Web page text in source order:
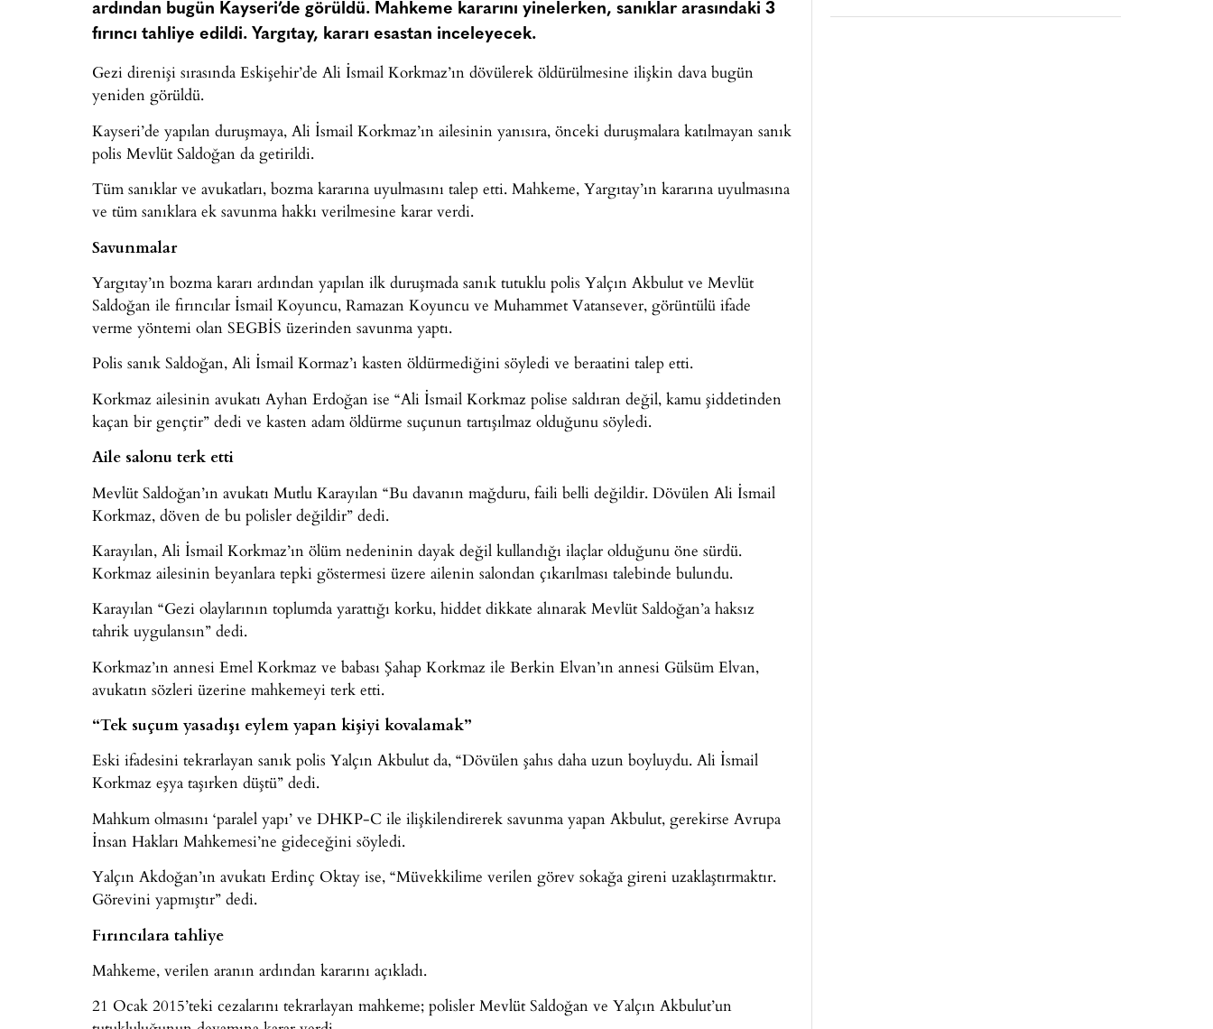
ardından bugün Kayseri’de görüldü. Mahkeme kararını yinelerken, sanıklar arasındaki 3
fırıncı tahliye edildi. Yargıtay, kararı esastan inceleyecek.
Gezi direnişi sırasında Eskişehir’de Ali İsmail Korkmaz’ın dövülerek öldürülmesine ilişkin dava bugün
yeniden görüldü.
Kayseri’de yapılan duruşmaya, Ali İsmail Korkmaz’ın ailesinin yanısıra, önceki duruşmalara katılmayan sanık
polis Mevlüt Saldoğan da getirildi.
Tüm sanıklar ve avukatları, bozma kararına uyulmasını talep etti. Mahkeme, Yargıtay’ın kararına uyulmasına
ve tüm sanıklara ek savunma hakkı verilmesine karar verdi.
Savunmalar
Yargıtay’ın bozma kararı ardından yapılan ilk duruşmada sanık tutuklu polis Yalçın Akbulut ve Mevlüt
Saldoğan ile fırıncılar İsmail Koyuncu, Ramazan Koyuncu ve Muhammet Vatansever, görüntülü ifade
verme yöntemi olan SEGBİS üzerinden savunma yaptı.
Polis sanık Saldoğan, Ali İsmail Kormaz’ı kasten öldürmediğini söyledi ve beraatini talep etti.
Korkmaz ailesinin avukatı Ayhan Erdoğan ise “Ali İsmail Korkmaz polise saldıran değil, kamu şiddetinden
kaçan bir gençtir” dedi ve kasten adam öldürme suçunun tartışılmaz olduğunu söyledi.
Aile salonu terk etti
Mevlüt Saldoğan’ın avukatı Mutlu Karayılan “Bu davanın mağduru, faili belli değildir. Dövülen Ali İsmail
Korkmaz, döven de bu polisler değildir” dedi.
Karayılan, Ali İsmail Korkmaz’ın ölüm nedeninin dayak değil kullandığı ilaçlar olduğunu öne sürdü.
Korkmaz ailesinin beyanlara tepki göstermesi üzere ailenin salondan çıkarılması talebinde bulundu.
Karayılan “Gezi olaylarının toplumda yarattığı korku, hiddet dikkate alınarak Mevlüt Saldoğan’a haksız
tahrik uygulansın” dedi.
Korkmaz’ın annesi Emel Korkmaz ve babası Şahap Korkmaz ile Berkin Elvan’ın annesi Gülsüm Elvan,
avukatın sözleri üzerine mahkemeyi terk etti.
“Tek suçum yasadışı eylem yapan kişiyi kovalamak”
Eski ifadesini tekrarlayan sanık polis Yalçın Akbulut da, “Dövülen şahıs daha uzun boyluydu. Ali İsmail
Korkmaz eşya taşırken düştü” dedi.
Mahkum olmasını ‘paralel yapı’ ve DHKP-C ile ilişkilendirerek savunma yapan Akbulut, gerekirse Avrupa
İnsan Hakları Mahkemesi’ne gideceğini söyledi.
Yalçın Akdoğan’ın avukatı Erdinç Oktay ise, “Müvekkilime verilen görev sokağa gireni uzaklaştırmaktır.
Görevini yapmıştır” dedi.
Fırıncılara tahliye
Mahkeme, verilen aranın ardından kararını açıkladı.
21 Ocak 2015’teki cezalarını tekrarlayan mahkeme; polisler Mevlüt Saldoğan ve Yalçın Akbulut’un